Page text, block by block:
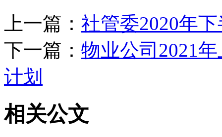
上一篇： 社管委2020年
下一篇： 物业公司2021
计划
相关公文